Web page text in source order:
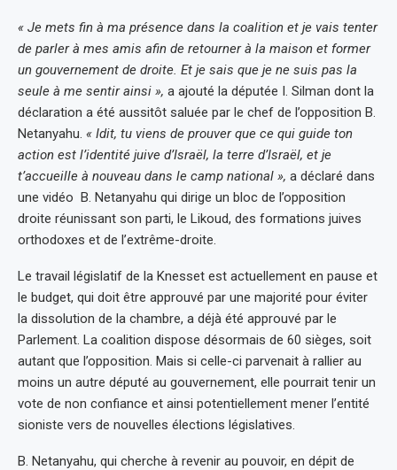
« Je mets fin à ma présence dans la coalition et je vais tenter
de parler à mes amis afin de retourner à la maison et former
un gouvernement de droite. Et je sais que je ne suis pas la
seule à me sentir ainsi », a ajouté la députée I. Silman dont la
déclaration a été aussitôt saluée par le chef de l’opposition B.
Netanyahu. « Idit, tu viens de prouver que ce qui guide ton
action est l’identité juive d’Israël, la terre d’Israël, et je
t’accueille à nouveau dans le camp national », a déclaré dans
une vidéo B. Netanyahu qui dirige un bloc de l’opposition
droite réunissant son parti, le Likoud, des formations juives
orthodoxes et de l’extrême-droite.
Le travail législatif de la Knesset est actuellement en pause et
le budget, qui doit être approuvé par une majorité pour éviter
la dissolution de la chambre, a déjà été approuvé par le
Parlement. La coalition dispose désormais de 60 sièges, soit
autant que l’opposition. Mais si celle-ci parvenait à rallier au
moins un autre député au gouvernement, elle pourrait tenir un
vote de non confiance et ainsi potentiellement mener l’entité
sioniste vers de nouvelles élections législatives.
B. Netanyahu, qui cherche à revenir au pouvoir, en dépit de